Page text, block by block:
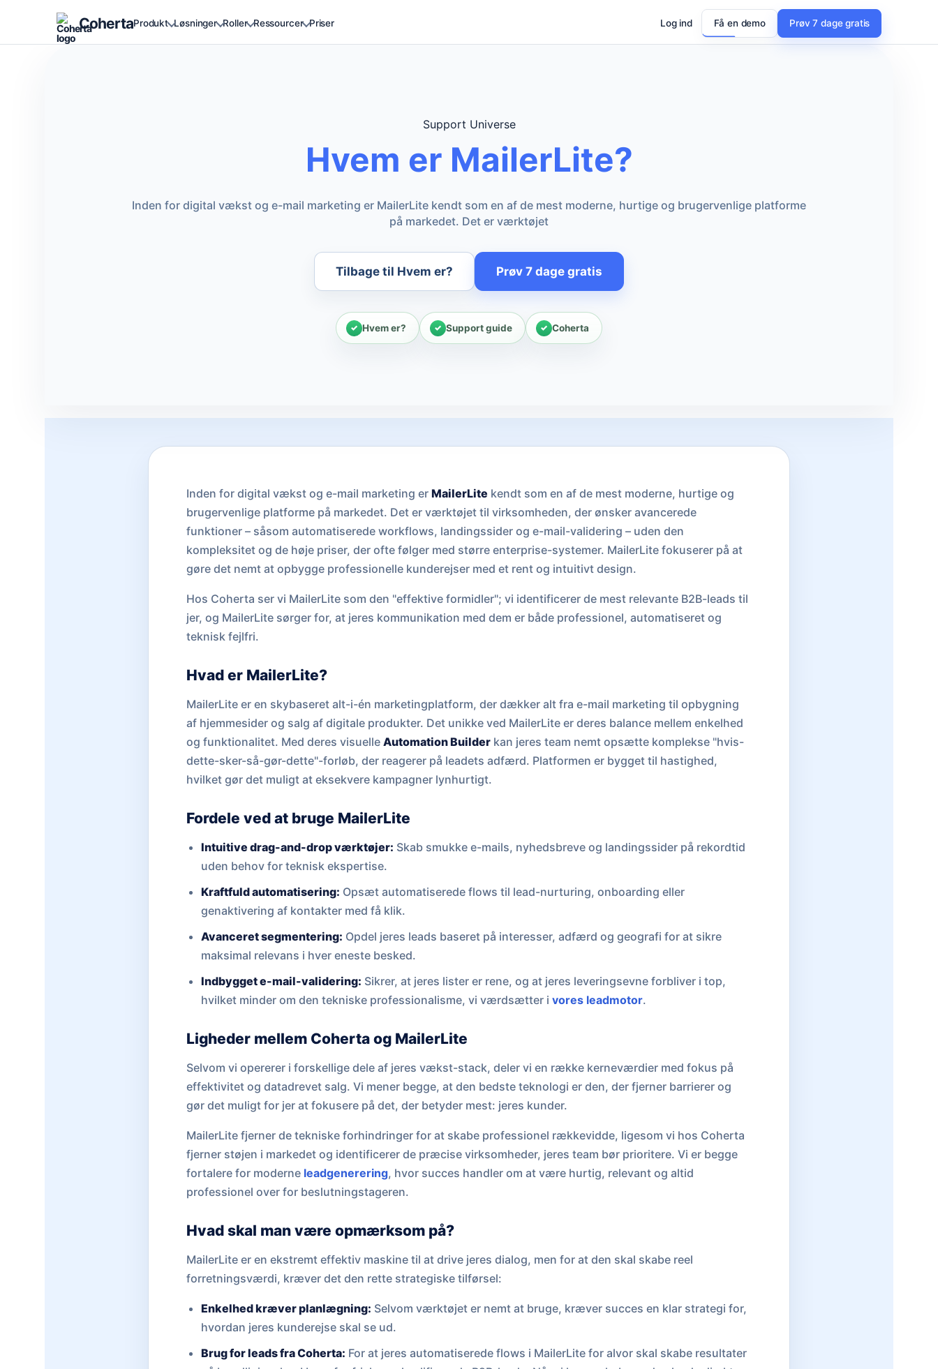
CohertaProdukt Løsninger Roller Ressourcer Priser Log ind Få en demo Prøv 7 dage gratis
Support Universe
Hvem er MailerLite?
Inden for digital vækst og e-mail marketing er MailerLite kendt som en af de mest moderne, hurtige og brugervenlige platforme
på markedet. Det er værktøjet
Tilbage til Hvem er? Prøv 7 dage gratis
Hvem er? Support guide Coherta
Inden for digital vækst og e-mail marketing er MailerLite kendt som en af de mest moderne, hurtige og
brugervenlige platforme på markedet. Det er værktøjet til virksomheden, der ønsker avancerede
funktioner – såsom automatiserede workflows, landingssider og e-mail-validering – uden den
kompleksitet og de høje priser, der ofte følger med større enterprise-systemer. MailerLite fokuserer på at
gøre det nemt at opbygge professionelle kunderejser med et rent og intuitivt design.
Hos Coherta ser vi MailerLite som den "effektive formidler"; vi identificerer de mest relevante B2B-leads til
jer, og MailerLite sørger for, at jeres kommunikation med dem er både professionel, automatiseret og
teknisk fejlfri.
Hvad er MailerLite?
MailerLite er en skybaseret alt-i-én marketingplatform, der dækker alt fra e-mail marketing til opbygning
af hjemmesider og salg af digitale produkter. Det unikke ved MailerLite er deres balance mellem enkelhed
og funktionalitet. Med deres visuelle Automation Builderkan jeres team nemt opsætte komplekse "hvis-
dette-sker-så-gør-dette"-forløb, der reagerer på leadets adfærd. Platformen er bygget til hastighed,
hvilket gør det muligt at eksekvere kampagner lynhurtigt.
Fordele ved at bruge MailerLite
Intuitive drag-and-drop værktøjer: Skab smukke e-mails, nyhedsbreve og landingssider på rekordtid
uden behov for teknisk ekspertise.
Kraftfuld automatisering: Opsæt automatiserede flows til lead-nurturing, onboarding eller
genaktivering af kontakter med få klik.
Avanceret segmentering: Opdel jeres leads baseret på interesser, adfærd og geografi for at sikre
maksimal relevans i hver eneste besked.
Indbygget e-mail-validering: Sikrer, at jeres lister er rene, og at jeres leveringsevne forbliver i top,
hvilket minder om den tekniske professionalisme, vi værdsætter ivores leadmotor.
Ligheder mellem Coherta og MailerLite
Selvom vi opererer i forskellige dele af jeres vækst-stack, deler vi en række kerneværdier med fokus på
effektivitet og datadrevet salg. Vi mener begge, at den bedste teknologi er den, der fjerner barrierer og
gør det muligt for jer at fokusere på det, der betyder mest: jeres kunder.
MailerLite fjerner de tekniske forhindringer for at skabe professionel rækkevidde, ligesom vi hos Coherta
fjerner støjen i markedet og identificerer de præcise virksomheder, jeres team bør prioritere. Vi er begge
fortalere for moderne leadgenerering, hvor succes handler om at være hurtig, relevant og altid
professionel over for beslutningstageren.
Hvad skal man være opmærksom på?
MailerLite er en ekstremt effektiv maskine til at drive jeres dialog, men for at den skal skabe reel
forretningsværdi, kræver det den rette strategiske tilførsel:
Enkelhed kræver planlægning: Selvom værktøjet er nemt at bruge, kræver succes en klar strategi for,
hvordan jeres kunderejse skal se ud.
Brug for leads fra Coherta: For at jeres automatiserede flows i MailerLite for alvor skal skabe resultater